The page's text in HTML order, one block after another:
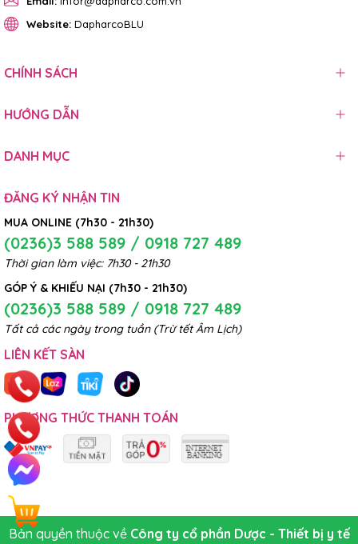
Website: DapharcoBLU
CHÍNH SÁCH
HƯỚNG DẪN
DANH MỤC
ĐĂNG KÝ NHẬN TIN
MUA ONLINE (7h30 - 21h30)
(0236)3 588 589 / 0918 727 489
Thời gian làm việc: 7h30 - 21h30
GÓP Ý & KHIẾU NẠI (7h30 - 21h30)
(0236)3 588 589 / 0918 727 489
Tất cả các ngày trong tuần (Trừ tết Âm Lịch)
LIÊN KẾT SÀN
PHƯƠNG THỨC THANH TOÁN
Bản quyền thuộc về Công ty cổ phần Dược - Thiết bị y tế